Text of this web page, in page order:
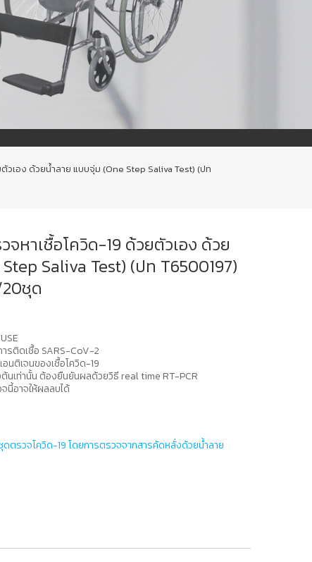
เอง ด้วยน้ำลาย แบบจุ่ม (One Step Saliva Test) (ปท
หาเชื้อโควิด-19 ด้วยตัวเอง ด้วย
Saliva Test) (ปท T6500197)
ชุด
รติดเชื้อ SARS-CoV-2
นติเจนของเชื้อโควิด-19
นเท่านั้น ต้องยืนยันผลด้วยวิธี real time RT-PCR
นี้อาจให้ผลลบได้
ดตรวจโควิด-19 โดยการตรวจจากสารคัดหลั่งด้วยน้ำลาย